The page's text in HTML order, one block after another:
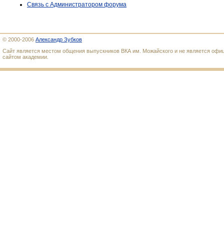
Связь с Администратором форума
© 2000-2006 Александр Зубков
Сайт является местом общения выпускников ВКА им. Можайского и не является
сайтом академии.